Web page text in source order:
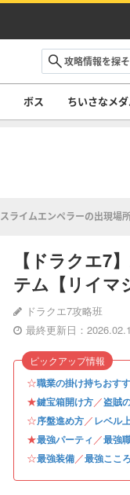
ボス ちいさなメ
スライムエンペラーの出現場
【ドラクエ7
テム【リイマ
ドラクエ7攻略班
最終更新日：
☆職業の掛け持ちおす
★鍵宝箱開け方／盗賊
☆序盤進め方／レベル
★最強パーティ ／最強
☆最強装備／最強こころ
ピックアップ情報